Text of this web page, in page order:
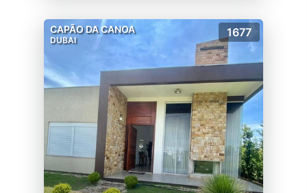
CAPÃO DA CANOA
DUBAI
1677